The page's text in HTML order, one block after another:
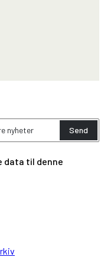
Send
data til denne